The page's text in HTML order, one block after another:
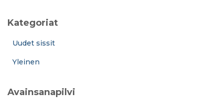
Kategoriat
Uudet sissit
Yleinen
Avainsanapilvi